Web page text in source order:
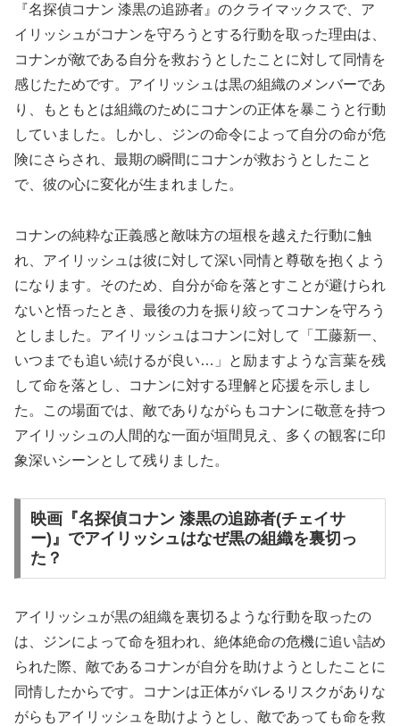
『名探偵コナン 漆黒の追跡者』のクライマックスで、ア
イリッシュがコナンを守ろうとする行動を取った理由は、
コナンが敵である自分を救おうとしたことに対して同情を
感じたためです。アイリッシュは黒の組織のメンバーであ
り、もともとは組織のためにコナンの正体を暴こうと行動
していました。しかし、ジンの命令によって自分の命が危
険にさらされ、最期の瞬間にコナンが救おうとしたこと
で、彼の心に変化が生まれました。
コナンの純粋な正義感と敵味方の垣根を越えた行動に触
れ、アイリッシュは彼に対して深い同情と尊敬を抱くよう
になります。そのため、自分が命を落とすことが避けられ
ないと悟ったとき、最後の力を振り絞ってコナンを守ろう
としました。アイリッシュはコナンに対して「工藤新一、
いつまでも追い続けるが良い…」と励ますような言葉を残
して命を落とし、コナンに対する理解と応援を示しまし
た。この場面では、敵でありながらもコナンに敬意を持つ
アイリッシュの人間的な一面が垣間見え、多くの観客に印
象深いシーンとして残りました。
映画『名探偵コナン 漆黒の追跡者(チェイサ
ー)』でアイリッシュはなぜ黒の組織を裏切っ
た？
アイリッシュが黒の組織を裏切るような行動を取ったの
は、ジンによって命を狙われ、絶体絶命の危機に追い詰め
られた際、敵であるコナンが自分を助けようとしたことに
同情したからです。コナンは正体がバレるリスクがありな
がらもアイリッシュを助けようとし、敵であっても命を救